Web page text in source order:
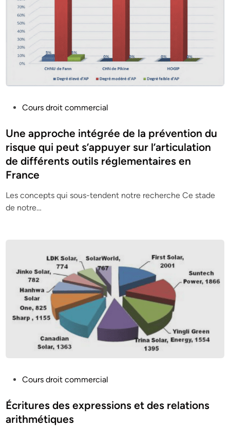
s
t
e
d
i
n
Cours droit commercial
Une approche intégrée de la prévention du
risque qui peut s’appuyer sur l’articulation
de différents outils réglementaires en
France
Les concepts qui sous-tendent notre recherche Ce stade
de notre…
s
t
Cours droit commercial
Écritures des expressions et des relations
arithmétiques